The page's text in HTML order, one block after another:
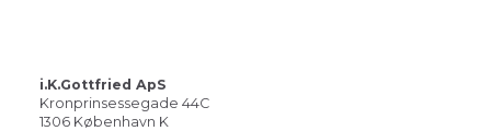
i.K.Gottfried ApS
Kronprinsessegade 44C
1306 København K